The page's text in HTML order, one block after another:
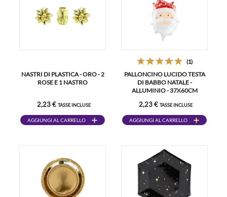
NASTRI DI PLASTICA - ORO - 2
ROSE E 1 NASTRO
2,23 € TASSE INCLUSE
AGGIUNGI AL CARRELLO
(1)
PALLONCINO LUCIDO TESTA
DI BABBO NATALE -
ALLUMINIO - 37X60CM
2,23 € TASSE INCLUSE
AGGIUNGI AL CARRELLO